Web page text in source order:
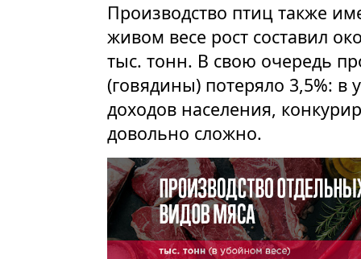
Производство птиц также
живом весе рост составил
тыс. тонн. В свою очередь
(говядины) потеряло 3,5%: в
доходов населения,
довольно сложно.